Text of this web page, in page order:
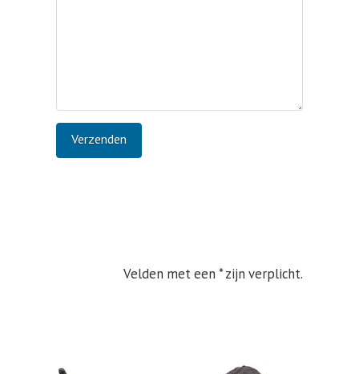
Velden met een * zijn verplicht.